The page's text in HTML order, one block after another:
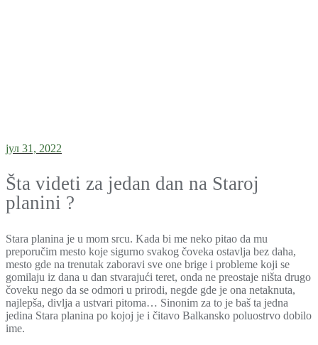
јул 31, 2022
Šta videti za jedan dan na Staroj
planini ?
Stara planina je u mom srcu. Kada bi me neko pitao da mu
preporučim mesto koje sigurno svakog čoveka ostavlja bez daha,
mesto gde na trenutak zaboravi sve one brige i probleme koji se
gomilaju iz dana u dan stvarajući teret, onda ne preostaje ništa drugo
čoveku nego da se odmori u prirodi, negde gde je ona netaknuta,
najlepša, divlja a ustvari pitoma… Sinonim za to je baš ta jedna
jedina Stara planina po kojoj je i čitavo Balkansko poluostrvo dobilo
ime.